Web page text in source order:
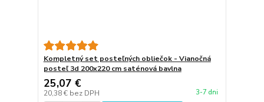
Kompletný set posteľných obliečok - Vianočná
posteľ 3d 200x220 cm saténová bavlna
25,07 €
20,38 € bez DPH 3-7 dni